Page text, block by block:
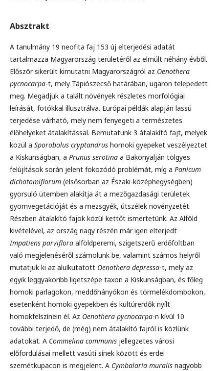
Absztrakt
A tanulmány 19 neofita faj 153 új elterjedési adatát
tartalmazza Magyarország területéről az elmúlt néhány évből.
Először sikerült kimutatni Magyarországról az Oenothera
pycnocarpa-t, mely Tápiószecső határában, ugaron telepedett
meg. Megadjuk a talált növények részletes morfológiai
leírását, fotókkal illusztrálva. Európai példák alapján lassú
terjedése várható, mely nem fenyegeti a természetes
élőhelyeket átalakítással. Bemutatunk 3 átalakító fajt, melyek
közül a Sporobolus cryptandrus homoki gyepeket veszélyeztet
a Kiskunságban, a Prunus serotina a Bakonyalján tölgyes
felújítások során jelent fokozódó problémát, míg a Panicum
dichotomiflorum (elsősorban az Északi-középhegységben)
gyorsuló ütemben alakítja át a mezőgazdasági területek
gyomvegetációját és a mezsgyék, útszélek növényzetét.
Részben átalakító fajok közül kettőt ismertetünk. Az Alföld
kivételével, az ország nagy részén már igen elterjedt
Impatiens parviflora alföldperemi, szigetszerű erdőfoltban
való megjelenéséről számolunk be, valamint számos helyről
mutatjuk ki az alulkutatott Oenothera depressa-t, mely az
egyik leggyakoribb ligetszépe taxon a Kiskunságban, és főleg
homoki parlagokon, meddőhányókon és törmelékdombokon,
esetenként homoki gyepekben és kultúrerdők nyílt
homokfelszínein él. Az Oenothera pycnocarpa-n kívül 10
további terjedő, de (még) nem átalakító fajról is közlünk
adatokat. A Commelina communis jellegzetes városi
előfordulásai mellett vasúti sínek között és erdei
szemétkupacon is megjelent. A Cymbalaria muralis nagyobb